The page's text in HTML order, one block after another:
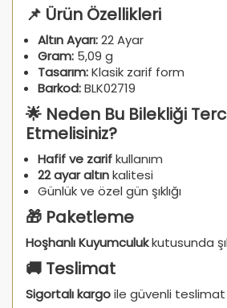
📌 Ürün Özellikleri
Altın Ayarı:22 Ayar
Gram: 5,09 g
Tasarım:Klasik zarif form
Barkod:BLK02719
🌟 Neden Bu Bilekliği
Etmelisiniz?
Hafif ve zarifkullanım
22 ayar altınkalitesi
Günlük ve özel gün şıklığı
🎁 Paketleme
Hoşhanlı Kuyumculukkutusunda
🚚 Teslimat
Sigortalı kargoile güvenli teslimat